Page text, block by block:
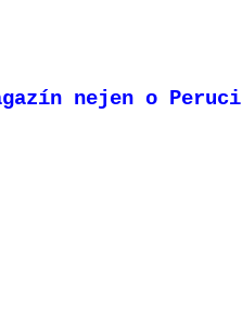
nejen o Peruci